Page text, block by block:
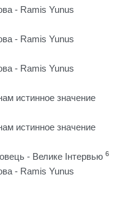
- Ramis Yunus
- Ramis Yunus
- Ramis Yunus
истинное значение
истинное значение
- Велике Інтервью 6
- Ramis Yunus